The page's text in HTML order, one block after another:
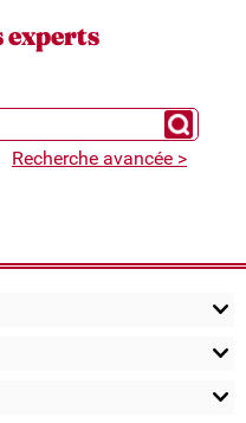
experts
Chercher
Recherche avancée >